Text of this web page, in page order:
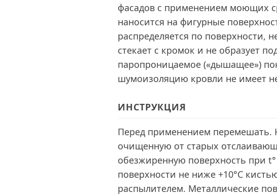
фасадов с применением моющих
наносится на фигурные
распределяется по поверхности,
стекает с кромок и не образует
паропроницаемое («дышащее»)
шумоизоляцию кровли не имеет
ИНСТРУКЦИЯ
Перед применением перемешать.
очищенную от старых
обезжиренную поверхность при
поверхности не ниже +10°С
распылителем. Металлические